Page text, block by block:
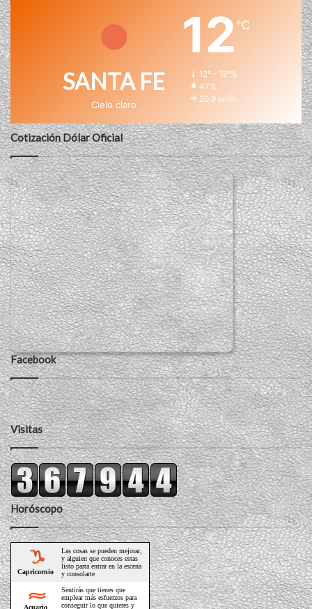
SANTA FE
Cielo claro
12℃
12º - 13º%
47%
20.9 km/h
Cotización Dólar Oficial
Facebook
Visitas
Horóscopo